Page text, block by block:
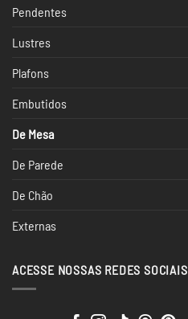
Pendentes
Lustres
Plafons
Embutidos
De Mesa
De Parede
De Chão
Externas
ACESSE NOSSAS REDES SOCIAIS